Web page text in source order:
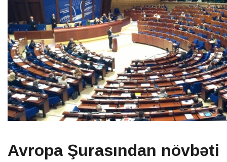
Avropa Şurasından növbəti